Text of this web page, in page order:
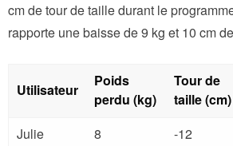
cm de tour de taille durant le
rapporte une baisse de 9 kg et 10 cm
Utilisateur
Poids
perdu (kg)
Tour de
taille (cm)
Julie
8 -12